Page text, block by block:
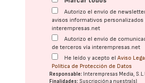
Autorizo el envío de
avisos informativos personalizados
interempresas.net
Autorizo el envío de
de terceros vía interempresas.net
He leído y acepto elAviso
Política de Protección de Datos
Responsable: Interempresas Media,
Finalidades: Suscripción a nuestra(s)